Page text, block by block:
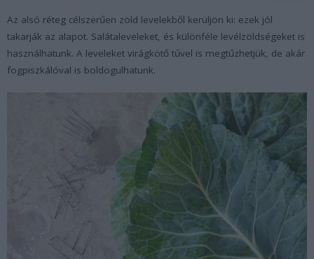
Az alsó réteg célszerűen zöld levelekből kerüljön ki: ezek jól
takarják az alapot. Salátaleveleket, és különféle levélzöldségeket is
használhatunk. A leveleket virágkötő tűvel is megtűzhetjük, de akár
fogpiszkálóval is boldogulhatunk.